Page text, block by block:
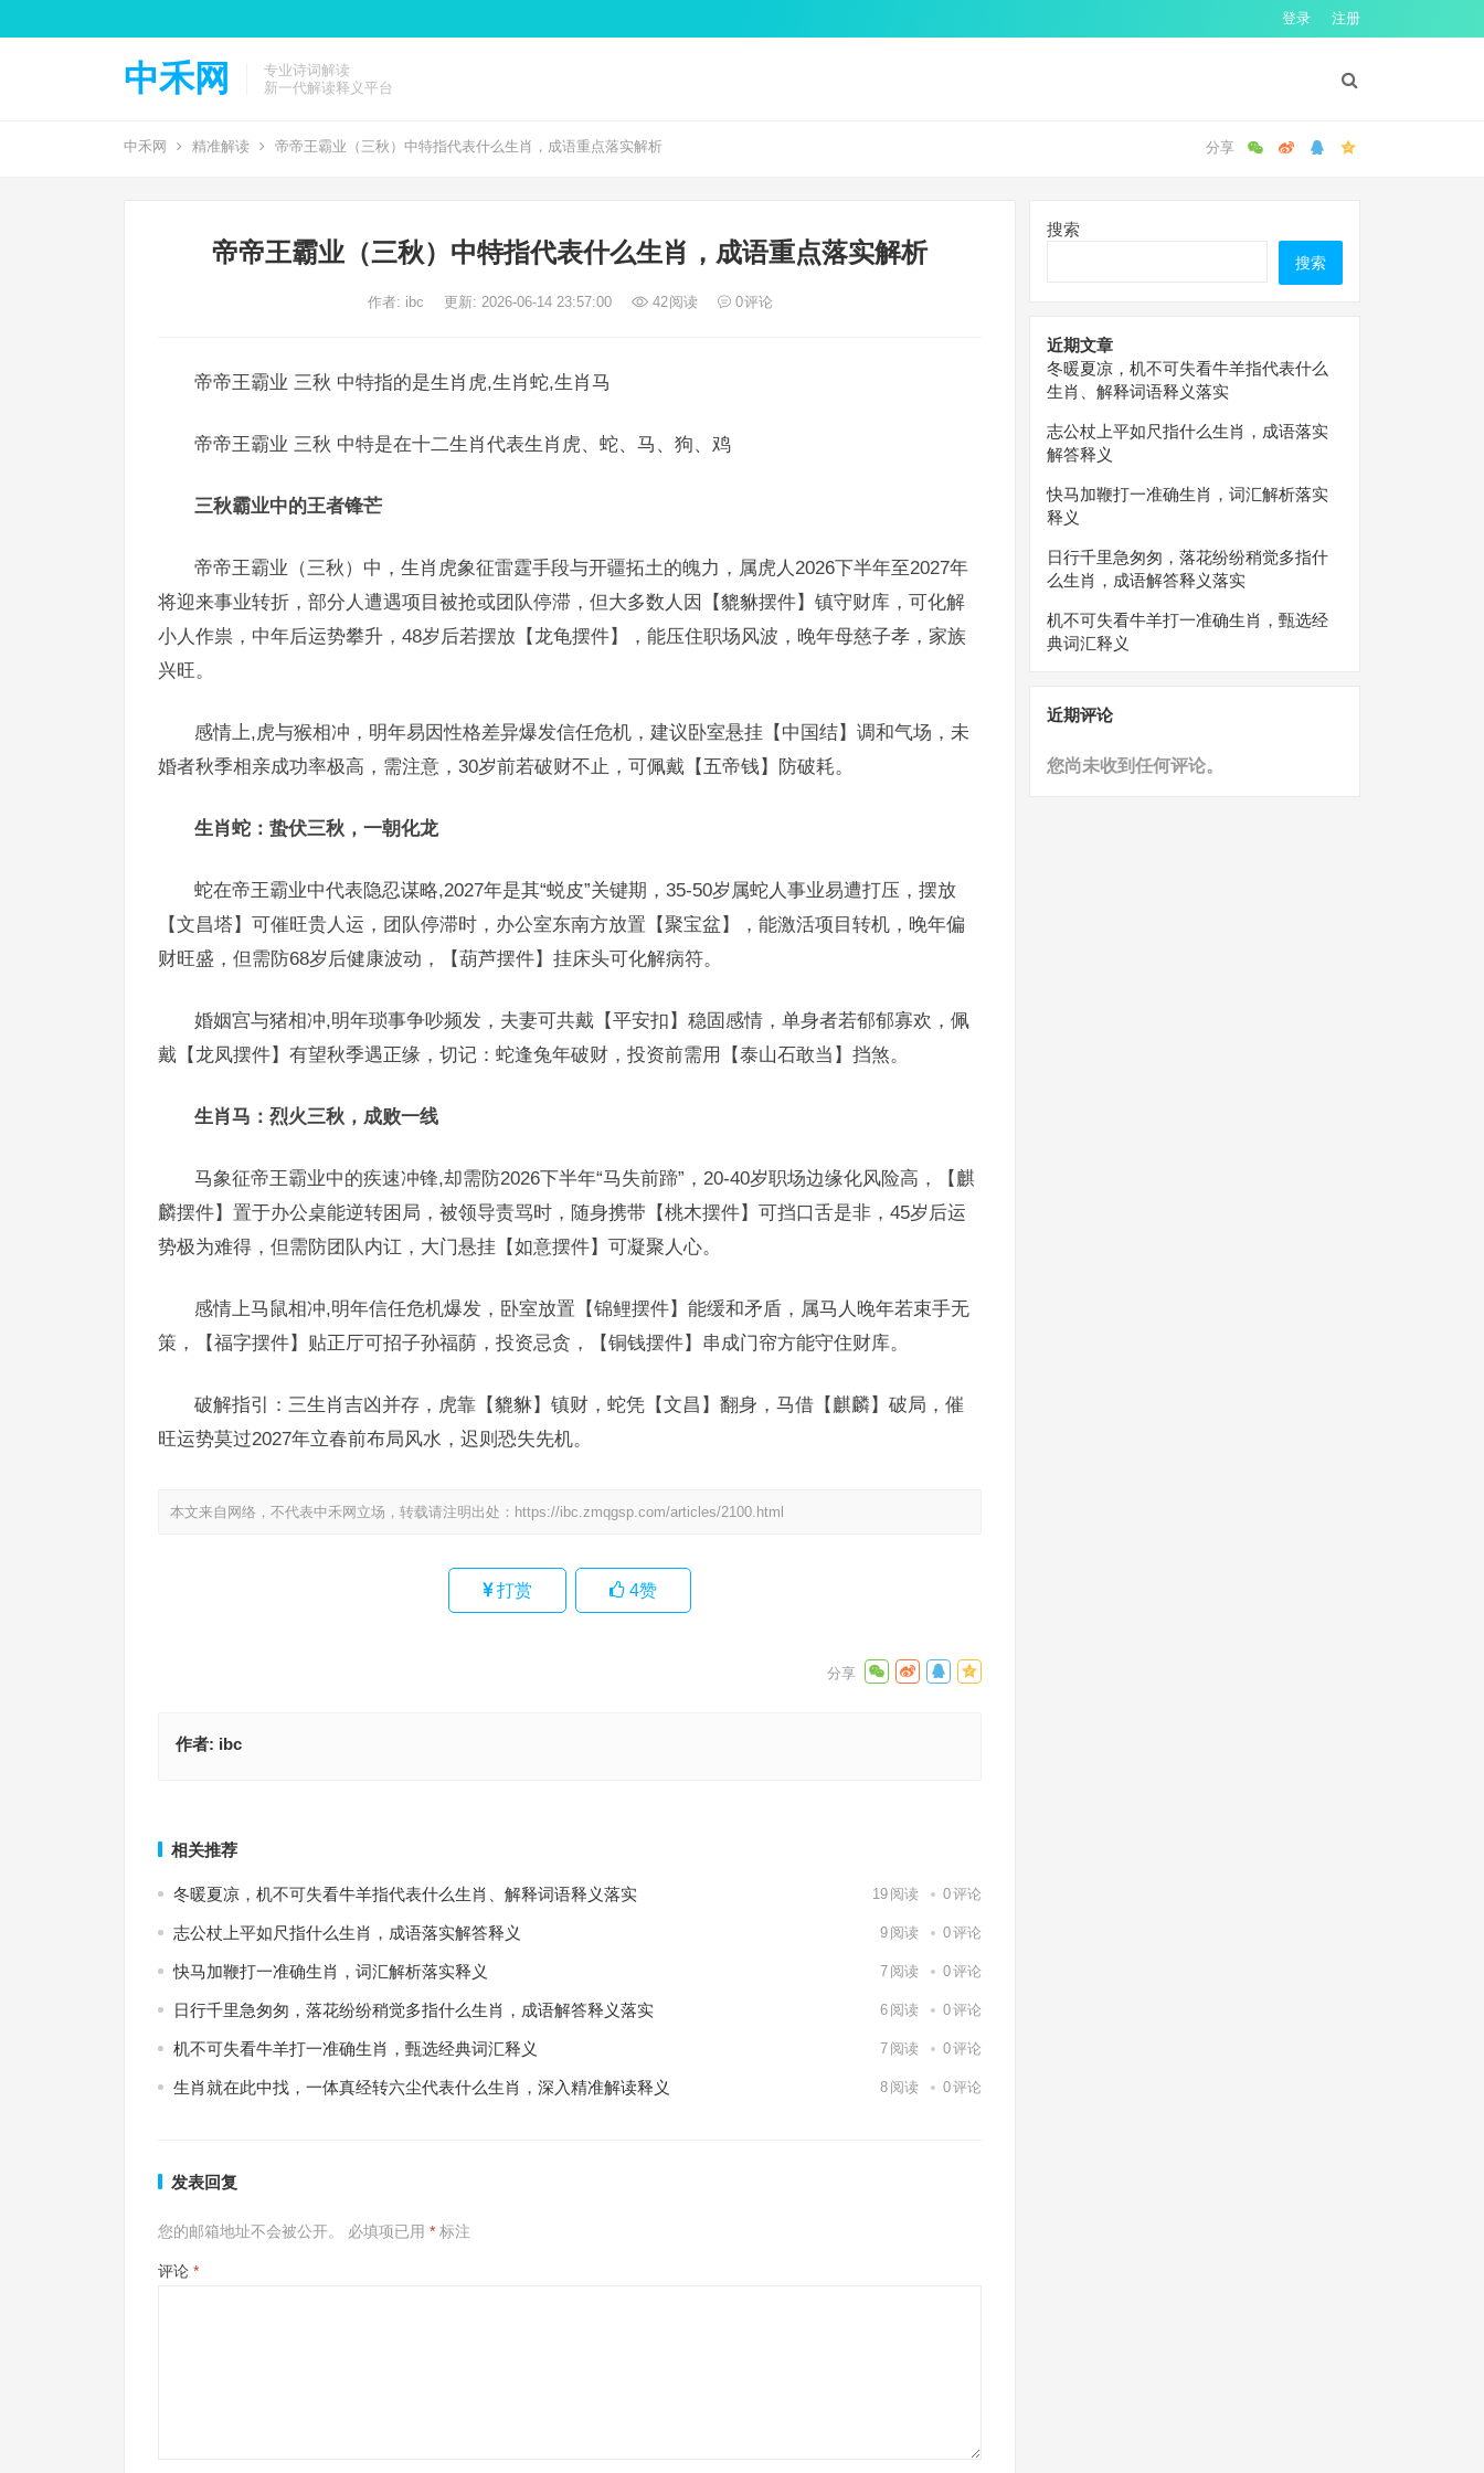
登录 注册
中禾网
专业诗词解读
新一代解读释义平台
中禾网 精准解读 帝帝王霸业（三秋）中特指代表什么生肖，成语重点落实解析
帝帝王霸业（三秋）中特指代表什么生肖，成语重点落实解析
作者: ibc 更新: 2026-06-14 23:57:00 42阅读 0评论
帝帝王霸业 三秋 中特指的是生肖虎,生肖蛇,生肖马
帝帝王霸业 三秋 中特是在十二生肖代表生肖虎、蛇、马、狗、鸡
三秋霸业中的王者锋芒
帝帝王霸业（三秋）中，生肖虎象征雷霆手段与开疆拓土的魄力，属虎人2026下半年至2027年
将迎来事业转折，部分人遭遇项目被抢或团队停滞，但大多数人因【貔貅摆件】镇守财库，可化解
小人作祟，中年后运势攀升，48岁后若摆放【龙龟摆件】，能压住职场风波，晚年母慈子孝，家族
兴旺。
感情上,虎与猴相冲，明年易因性格差异爆发信任危机，建议卧室悬挂【中国结】调和气场，未
婚者秋季相亲成功率极高，需注意，30岁前若破财不止，可佩戴【五帝钱】防破耗。
生肖蛇：蛰伏三秋，一朝化龙
蛇在帝王霸业中代表隐忍谋略,2027年是其“蜕皮”关键期，35-50岁属蛇人事业易遭打压，摆放
【文昌塔】可催旺贵人运，团队停滞时，办公室东南方放置【聚宝盆】，能激活项目转机，晚年偏
财旺盛，但需防68岁后健康波动，【葫芦摆件】挂床头可化解病符。
婚姻宫与猪相冲,明年琐事争吵频发，夫妻可共戴【平安扣】稳固感情，单身者若郁郁寡欢，佩
戴【龙凤摆件】有望秋季遇正缘，切记：蛇逢兔年破财，投资前需用【泰山石敢当】挡煞。
生肖马：烈火三秋，成败一线
马象征帝王霸业中的疾速冲锋,却需防2026下半年“马失前蹄”，20-40岁职场边缘化风险高，【麒
麟摆件】置于办公桌能逆转困局，被领导责骂时，随身携带【桃木摆件】可挡口舌是非，45岁后运
势极为难得，但需防团队内讧，大门悬挂【如意摆件】可凝聚人心。
感情上马鼠相冲,明年信任危机爆发，卧室放置【锦鲤摆件】能缓和矛盾，属马人晚年若束手无
策，【福字摆件】贴正厅可招子孙福荫，投资忌贪，【铜钱摆件】串成门帘方能守住财库。
破解指引：三生肖吉凶并存，虎靠【貔貅】镇财，蛇凭【文昌】翻身，马借【麒麟】破局，催
旺运势莫过2027年立春前布局风水，迟则恐失先机。
本文来自网络，不代表中禾网立场，转载请注明出处： https://ibc.zmqgsp.com/articles/2100.html
打赏 4赞
作者: ibc
相关推荐
冬暖夏凉，机不可失看牛羊指代表什么生肖、解释词语释义落实 19 阅读 0评论
志公杖上平如尺指什么生肖，成语落实解答释义 9 阅读 0评论
快马加鞭打一准确生肖，词汇解析落实释义 7 阅读 0评论
日行千里急匆匆，落花纷纷稍觉多指什么生肖，成语解答释义落实 6 阅读 0评论
机不可失看牛羊打一准确生肖，甄选经典词汇释义 7 阅读 0评论
生肖就在此中找，一体真经转六尘代表什么生肖，深入精准解读释义 8 阅读 0评论
发表回复
您的邮箱地址不会被公开。 必填项已用 * 标注
评论 *
搜索
搜索
近期文章
冬暖夏凉，机不可失看牛羊指代表什么
生肖、解释词语释义落实
志公杖上平如尺指什么生肖，成语落实
解答释义
快马加鞭打一准确生肖，词汇解析落实
释义
日行千里急匆匆，落花纷纷稍觉多指什
么生肖，成语解答释义落实
机不可失看牛羊打一准确生肖，甄选经
典词汇释义
近期评论
您尚未收到任何评论。